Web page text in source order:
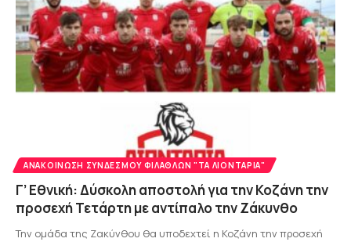
ΑΝΑΚΟΊΝΩΣΗ ΣΥΝΔΈΣΜΟΥ ΦΙΛΆΘΛΩΝ "ΤΑ ΛΙΟΝΤΆΡΙΑ"
Γ’ Εθνική: Δύσκολη αποστολή για την Κοζάνη την
προσεχή Τετάρτη με αντίπαλο την Ζάκυνθο
Την ομάδα της Ζακύνθου θα υποδεχτεί η Κοζάνη την προσεχή